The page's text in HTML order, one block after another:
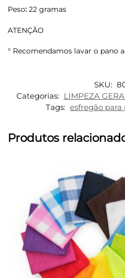
Peso: 22 gramas
ATENÇÃO
° Recomendamos lavar o pano
SKU:
Categorias: LIMPEZA
Tags: esfregão para
Produtos